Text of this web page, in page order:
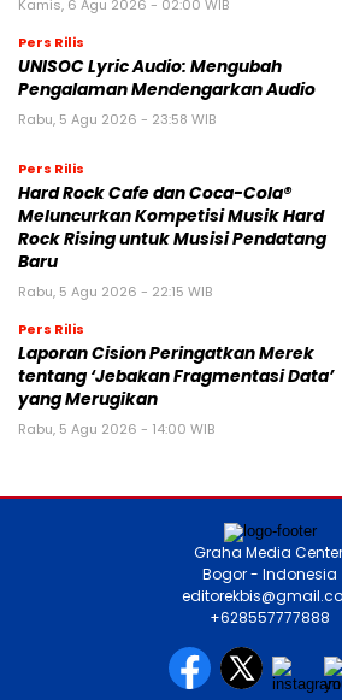
Kamis, 6 Agu 2026 - 06:39 WIB
Mitrade Raih Gelar “AI Broker of the
Year 2026”, Hadirkan MitradeGPT Versi
Terbaru di Asia
Pers Rilis
UNISOC Lyric Audio: Mengubah
Pengalaman Mendengarkan Audio
Rabu, 5 Agu 2026 - 23:58 WIB
Hard Rock Cafe dan Coca-Cola®
Meluncurkan Kompetisi Musik Hard
Rock Rising untuk Musisi Pendatang
Baru
Rabu, 5 Agu 2026 - 22:15 WIB
Laporan Cision Peringatkan Merek
tentang ‘Jebakan Fragmentasi Data’
Rabu, 5 Agu 2026 - 14:00 WIB